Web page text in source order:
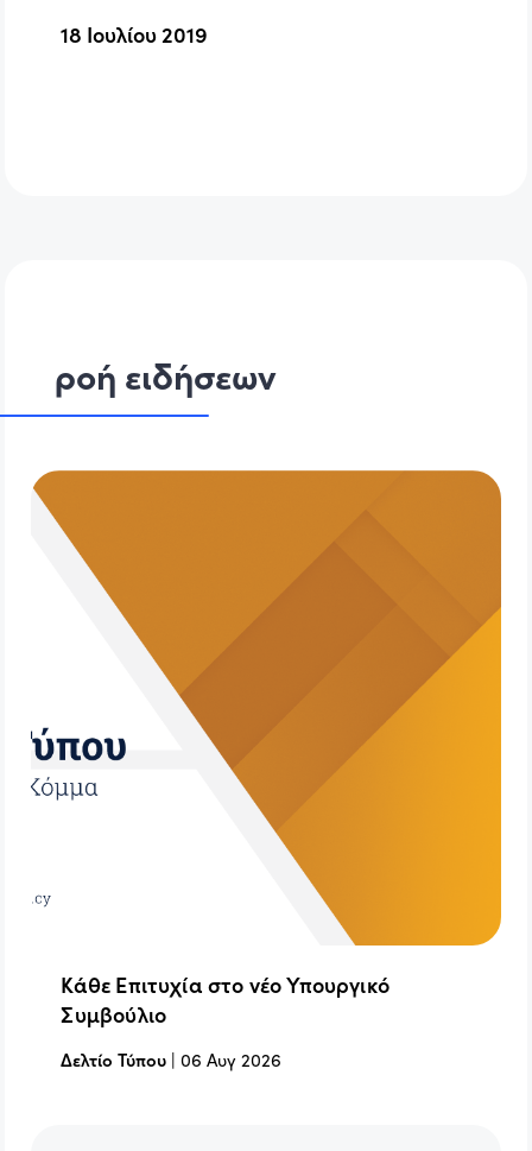
18 Ιουλίου 2019
ροή ειδήσεων
Κάθε Επιτυχία στο νέο Υπουργικό
Συμβούλιο
Δελτίο Τύπου |06 Αυγ 2026